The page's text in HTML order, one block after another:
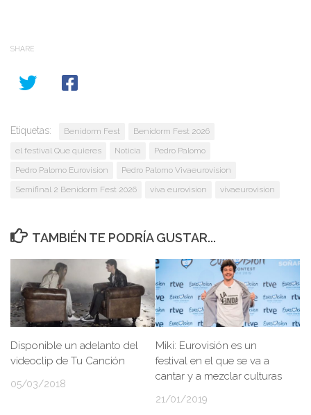
SHARE
Etiquetas: Benidorm Fest
Benidorm Fest 2026
el festival Que quieres
Noticia
Pedro Palomo
Pedro Palomo Eurovision
Pedro Palomo Vivaeurovision
Semifinal 2 Benidorm Fest 2026
viva eurovision vivaeurovision
TAMBIÉN TE PODRÍA GUSTAR...
Disponible un adelanto del
videoclip de Tu Canción
05/03/2018
Miki: Eurovisión es un
festival en el que se va a
cantar y a mezclar culturas
21/01/2019